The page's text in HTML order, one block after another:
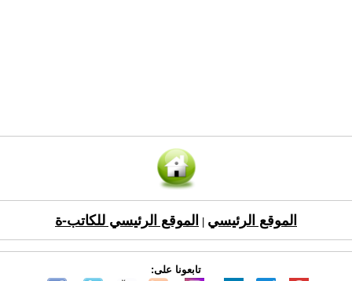
الموقع الرئيسي الموقع الرئيسي للكاتب-ة
تابعونا على: